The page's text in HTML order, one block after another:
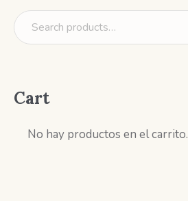
Cart
No hay productos en el carrito.